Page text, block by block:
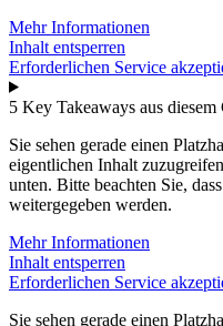
Mehr Informationen
Inhalt entsperren
Erforderlichen Service
5 Key Takeaways aus diesem
Sie sehen gerade einen
eigentlichen Inhalt
unten. Bitte beachten Sie,
weitergegeben werden.
Mehr Informationen
Inhalt entsperren
Erforderlichen Service
Sie sehen gerade einen